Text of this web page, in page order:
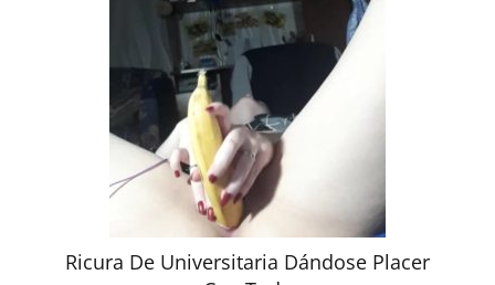
Ricura De Universitaria Dándose Placer